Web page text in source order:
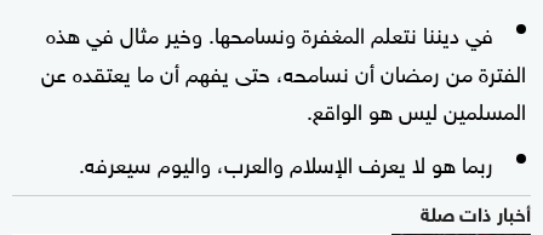
في ديننا نتعلم المغفرة ونسامحها. وخير مثال في هذه
الفترة من رمضان أن نسامحه، حتى يفهم أن ما يعتقده عن
المسلمين ليس هو الواقع.
ربما هو لا يعرف الإسلام والعرب، واليوم سيعرفه.
أخبار ذات صلة